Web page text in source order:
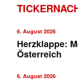
6. August 2026
Herzklappe:
Österreich
6. August 2026